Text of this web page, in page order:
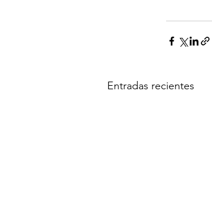
Entradas recientes